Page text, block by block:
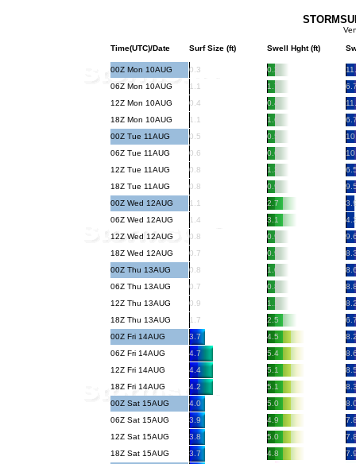
Time(UTC)/Date Surf Size (ft) Swell Hght (ft)
00Z Mon 10AUG 0.3 0.3
06Z Mon 10AUG
1.1 1.7
12Z Mon 10AUG
0.4 0.4
18Z Mon 10AUG
1.1 1.6
00Z Tue 11AUG
0.5 0.5
06Z Tue 11AUG
0.6 0.6
12Z Tue 11AUG
0.8 1.3
18Z Tue 11AUG
0.8 0.9
00Z Wed 12AUG
1.1 2.7
06Z Wed 12AUG
1.4 3.1
12Z Wed 12AUG
0.8 0.9
18Z Wed 12AUG
0.7 0.9
00Z Thu 13AUG
0.8 1.0
06Z Thu 13AUG
0.7 0.8
12Z Thu 13AUG
0.9 1.1
18Z Thu 13AUG
1.7 2.5
00Z Fri 14AUG
3.7 4.5
06Z Fri 14AUG
4.7 5.4
12Z Fri 14AUG
4.4 5.1
18Z Fri 14AUG
4.2 5.1
00Z Sat 15AUG
4.0 5.0
06Z Sat 15AUG
3.9 4.9
12Z Sat 15AUG
3.8 5.0
18Z Sat 15AUG
3.7 4.8